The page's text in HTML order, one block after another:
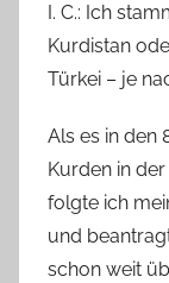
I. C.: Ich
Kurdistan
Türkei – je
Als es in den
Kurden in
folgte ich
und
schon weit